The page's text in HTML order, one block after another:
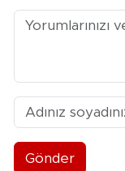
Gönder